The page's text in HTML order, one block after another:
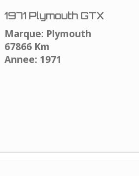
1971 Plymouth GTX
Marque: Plymouth
67866 Km
Annee: 1971